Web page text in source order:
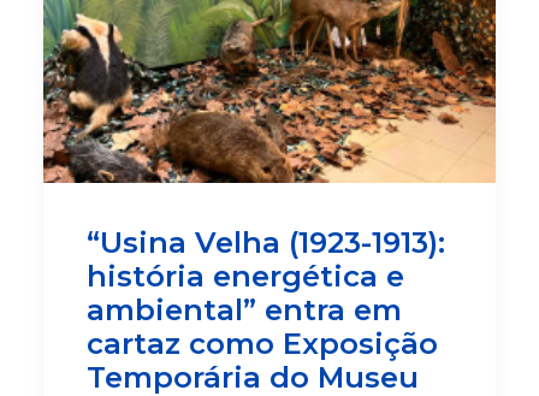
“Usina Velha (1923-1913):
história energética e
ambiental” entra em
cartaz como Exposição
Temporária do Museu